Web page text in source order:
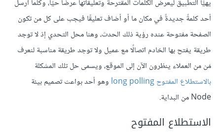
يهيَّأ التطبيق ليعرض الكلمات المقترحة وتعليقاتها عرضًا حيًا، وكلما أرسل
أحد كلمةً جديدةً في مكان ما أو أضاف تعليقًا فيجب على كل من تكون
الصفحة مفتوحة عنده رؤية ذلك الحدث، وهنا محل التحدي إذ لا توجد
طريقة يفتح بها الخادم اتصالًا مع عميل ولا توجد طريقة مناسبة لنعرف
مَن من العملاء ينظرون الآن إلى الموقع، ويسمى حل تلك المشكلة
بالاستطلاع المفتوح long polling
وهو أحد بواعث تصميم بيئة
Node من البداية.
الاستطلاع المفتوح